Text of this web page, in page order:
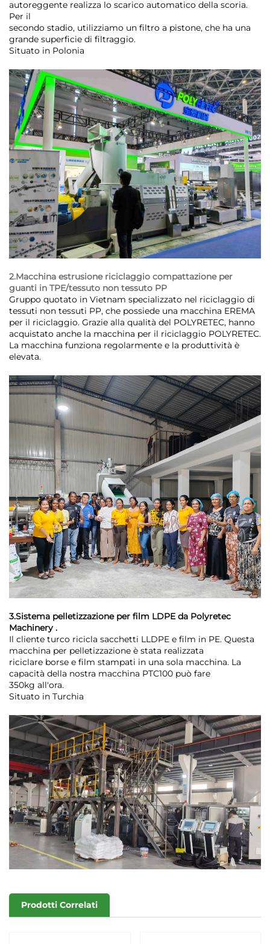
autoreggente realizza lo scarico automatico della scoria.
Per il
secondo stadio, utilizziamo un filtro a pistone, che ha una
grande superficie di filtraggio.
Situato in Polonia
2.Macchina estrusione riciclaggio compattazione per
guanti in TPE/tessuto non tessuto PP
Gruppo quotato in Vietnam specializzato nel riciclaggio di
tessuti non tessuti PP, che possiede una macchina EREMA
per il riciclaggio. Grazie alla qualità del POLYRETEC, hanno
acquistato anche la macchina per il riciclaggio POLYRETEC.
La macchina funziona regolarmente e la produttività è
elevata.
3.Sistema pelletizzazione per film LDPE da Polyretec
Machinery .
Il cliente turco ricicla sacchetti LLDPE e film in PE. Questa
macchina per pelletizzazione è stata realizzata
riciclare borse e film stampati in una sola macchina. La
capacità della nostra macchina PTC100 può fare
350kg all'ora.
Situato in Turchia
Prodotti Correlati